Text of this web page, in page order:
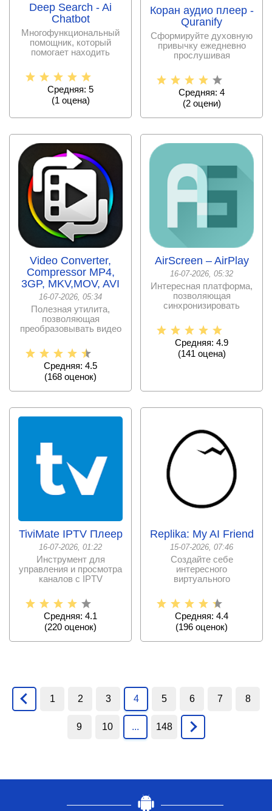
Deep Search - Ai
Chatbot
Многофункциональный
помощник, который
помогает находить
информацию,
Средняя: 5
(1 оценa)
Коран аудио плеер -
Quranify
Сформируйте духовную
привычку ежедневно
прослушивая
Средняя: 4
(2оцени)
Video Converter,
Compressor MP4,
3GP, MKV,MOV, AVI
16-07-2026, 05:34
Полезная утилита,
позволяющая
преобразовывать видео
формат и менять
Средняя: 4.5
(168 оценок)
AirScreen – AirPlay
16-07-2026, 05:32
Интересная платформа,
позволяющая
синхронизировать
мобильных
Средняя: 4.9
(141 оценa)
TiviMate IPTV Плеер
16-07-2026, 01:22
Инструмент для
управления и просмотра
каналов с IPTV
пользователя.
Средняя: 4.1
(220 оценок)
Replika: My AI Friend
15-07-2026, 07:46
Создайте себе
интересного
виртуального
не будете страдать от
Средняя: 4.4
(196 оценок)
1 2 3 4 5 6 7 8
9 10 ... 148